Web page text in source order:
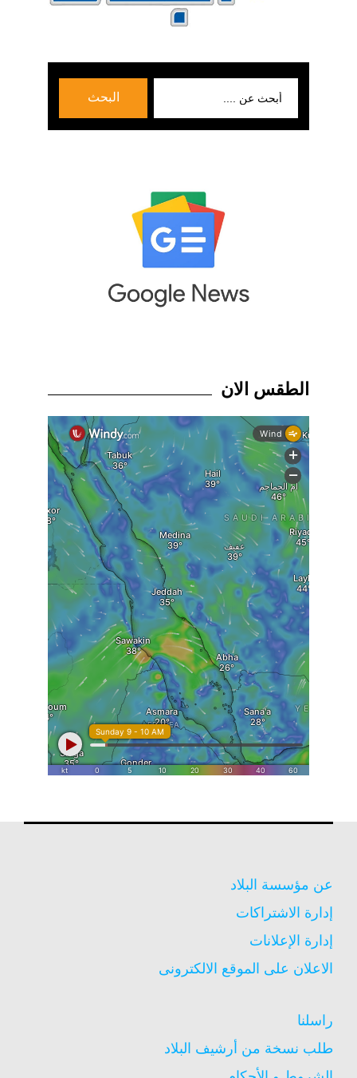
البحث
الطقس الان
عن مؤسسة البلاد
إدارة الاشتراكات
إدارة الإعلانات
الاعلان على الموقع الالكترونى
راسلنا
طلب نسخة من أرشيف البلاد